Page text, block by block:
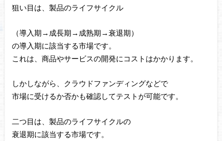
狙い目は、製品のライフサイクル
（導入期→成長期→成熟期→衰退期）
の導入期に該当する市場です。
これは、商品やサービスの開発にコストはかかります。
しかしながら、クラウドファンディングなどで
市場に受けるか否かも確認してテストが可能です。
二つ目は、製品のライフサイクルの
衰退期に該当する市場です。